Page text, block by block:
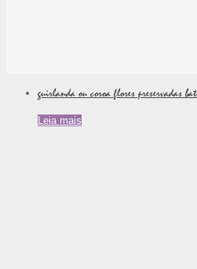
guirlanda ou coroa flores preservadas
Leia mais